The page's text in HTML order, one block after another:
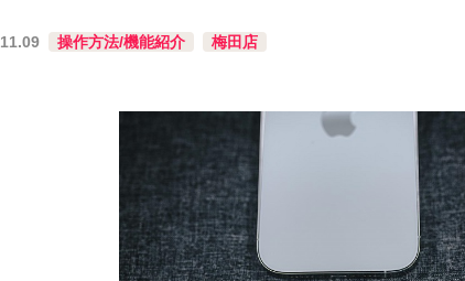
操作方法/機能紹介 梅田店